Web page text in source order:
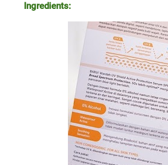
Ingredients: